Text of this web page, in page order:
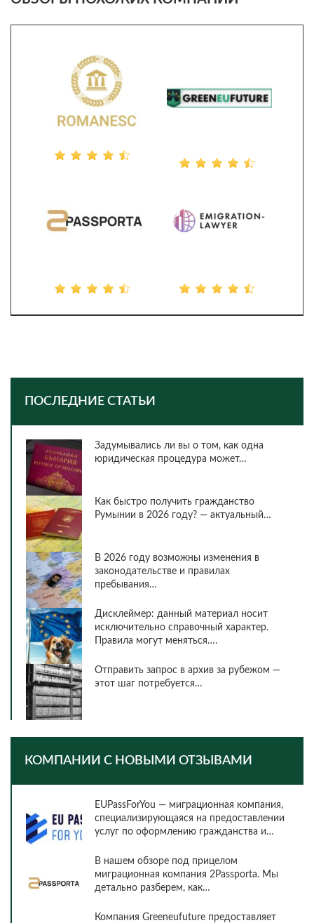
ПОСЛЕДНИЕ СТАТЬИ
Задумывались ли вы о том, как одна
юридическая процедура может…
Как быстро получить гражданство
Румынии в 2026 году? — актуальный…
В 2026 году возможны изменения в
законодательстве и правилах
пребывания…
Дисклеймер: данный материал носит
исключительно справочный характер.
Правила могут меняться….
Отправить запрос в архив за рубежом —
этот шаг потребуется…
КОМПАНИИ С НОВЫМИ ОТЗЫВАМИ
EUPassForYou — миграционная компания,
специализирующаяся на предоставлении
услуг по оформлению гражданства и…
В нашем обзоре под прицелом
миграционная компания 2Passporta. Мы
детально разберем, как…
Компания Greeneufuture предоставляет